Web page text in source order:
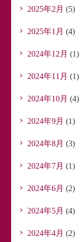
2025年2月 (5)
2025年1月 (4)
2024年12月 (1)
2024年11月 (1)
2024年10月 (4)
2024年9月 (1)
2024年8月 (3)
2024年7月 (1)
2024年6月 (2)
2024年5月 (4)
2024年4月 (2)